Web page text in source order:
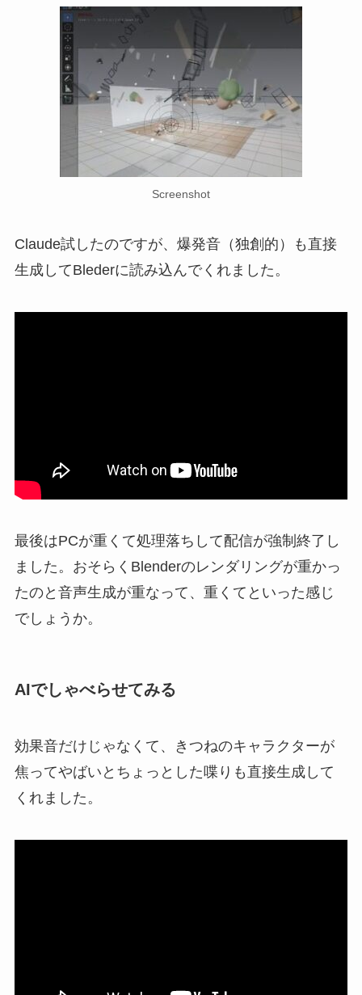
Screenshot
Claude試したのですが、爆発音（独創的）も直接
生成してBlederに読み込んでくれました。
最後はPCが重くて処理落ちして配信が強制終了し
ました。おそらくBlenderのレンダリングが重かっ
たのと音声生成が重なって、重くてといった感じ
でしょうか。
AIでしゃべらせてみる
効果音だけじゃなくて、きつねのキャラクターが
焦ってやばいとちょっとした喋りも直接生成して
くれました。